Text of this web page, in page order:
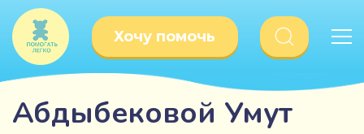
Хочу помочь
Абдыбековой Умут